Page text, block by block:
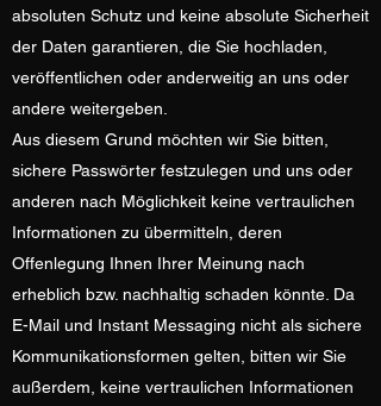
absoluten Schutz und keine absolute Sicherheit
der Daten garantieren, die Sie hochladen,
veröffentlichen oder anderweitig an uns oder
andere weitergeben.
Aus diesem Grund möchten wir Sie bitten,
sichere Passwörter festzulegen und uns oder
anderen nach Möglichkeit keine vertraulichen
Informationen zu übermitteln, deren
Offenlegung Ihnen Ihrer Meinung nach
erheblich bzw. nachhaltig schaden könnte. Da
E-Mail und Instant Messaging nicht als sichere
Kommunikationsformen gelten, bitten wir Sie
außerdem, keine vertraulichen Informationen